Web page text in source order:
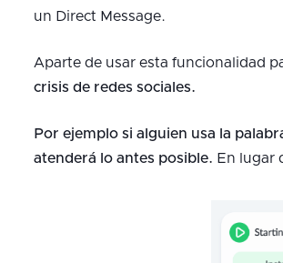
un Direct Message.
Aparte de usar esta funcionalidad
crisis de redes sociales.
Por ejemplo si alguien usa la
atenderá lo antes posible. En lugar